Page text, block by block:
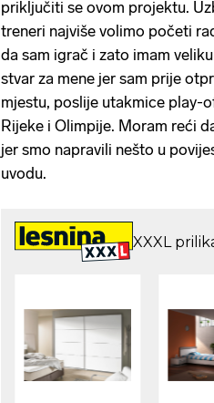
priključiti se ovom projektu.
treneri najviše volimo početi
da sam igrač i zato imam
stvar za mene jer sam prije
mjestu, poslije utakmice play-
Rijeke i Olimpije. Moram reći
jer smo napravili nešto u
uvodu.